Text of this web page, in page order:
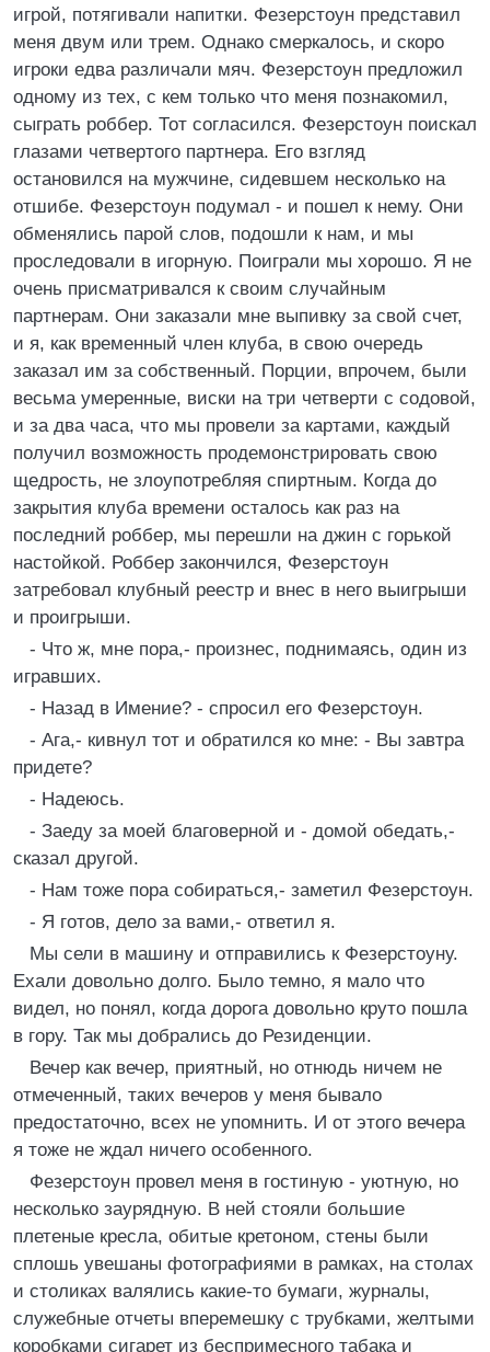
игрой, потягивали напитки. Фезерстоун представил
меня двум или трем. Однако смеркалось, и скоро
игроки едва различали мяч. Фезерстоун предложил
одному из тех, с кем только что меня познакомил,
сыграть роббер. Тот согласился. Фезерстоун поискал
глазами четвертого партнера. Его взгляд
остановился на мужчине, сидевшем несколько на
отшибе. Фезерстоун подумал - и пошел к нему. Они
обменялись парой слов, подошли к нам, и мы
проследовали в игорную. Поиграли мы хорошо. Я не
очень присматривался к своим случайным
партнерам. Они заказали мне выпивку за свой счет,
и я, как временный член клуба, в свою очередь
заказал им за собственный. Порции, впрочем, были
весьма умеренные, виски на три четверти с содовой,
и за два часа, что мы провели за картами, каждый
получил возможность продемонстрировать свою
щедрость, не злоупотребляя спиртным. Когда до
закрытия клуба времени осталось как раз на
последний роббер, мы перешли на джин с горькой
настойкой. Роббер закончился, Фезерстоун
затребовал клубный реестр и внес в него выигрыши
и проигрыши.
- Что ж, мне пора,- произнес, поднимаясь, один из
игравших.
- Назад в Имение? - спросил его Фезерстоун.
- Ага,- кивнул тот и обратился ко мне: - Вы завтра
придете?
- Надеюсь.
- Заеду за моей благоверной и - домой обедать,-
сказал другой.
- Нам тоже пора собираться,- заметил Фезерстоун.
- Я готов, дело за вами,- ответил я.
Мы сели в машину и отправились к Фезерстоуну.
Ехали довольно долго. Было темно, я мало что
видел, но понял, когда дорога довольно круто пошла
в гору. Так мы добрались до Резиденции.
Вечер как вечер, приятный, но отнюдь ничем не
отмеченный, таких вечеров у меня бывало
предостаточно, всех не упомнить. И от этого вечера
я тоже не ждал ничего особенного.
Фезерстоун провел меня в гостиную - уютную, но
несколько заурядную. В ней стояли большие
плетеные кресла, обитые кретоном, стены были
сплошь увешаны фотографиями в рамках, на столах
и столиках валялись какие-то бумаги, журналы,
служебные отчеты вперемешку с трубками, желтыми
коробками сигарет из беспримесного табака и